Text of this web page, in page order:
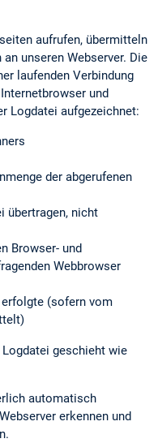
aufrufen, übermitteln
unseren Webserver. Die
laufenden Verbindung
und
Logdatei aufgezeichnet:
der abgerufenen
übertragen, nicht
Browser- und
Webbrowser
(sofern vom
geschieht wie
automatisch
erkennen und